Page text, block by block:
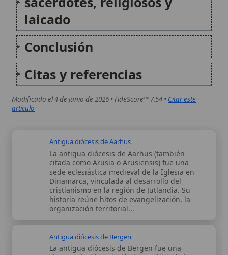
historia reúne hitos de evangelización, la
organización territorial...
La antigua diócesis de Bergen fue una
circunscripción eclesiástica católica de la
portuaria de Bergen. Su historia se
caracteriza por la consolidación de su
de múltiples concilios provinciales...
Artículo supervisado por el Comité
editorial de Wikitólica. Las afirmaciones
del artículo están basadas y contrastadas
usando fuentes catolicas: escritos
patrísticos, de santos, artículos
teológicos, documentos históricos, actas
de concilios, encíclicas, fuentes
la Iglesia.Proceso editorial →